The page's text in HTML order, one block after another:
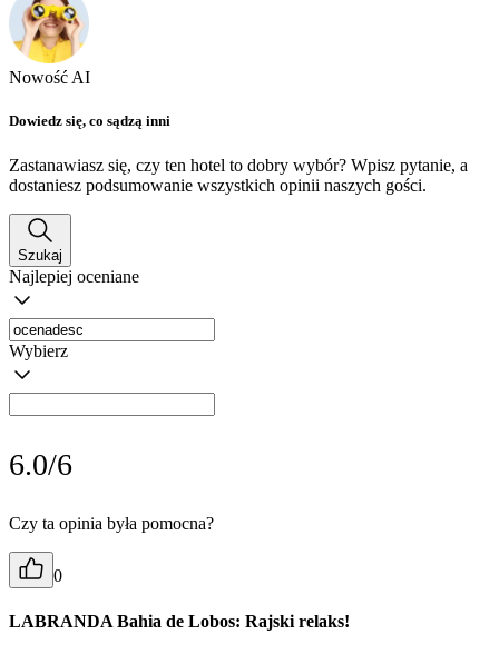
Nowość AI
Dowiedz się, co sądzą inni
Zastanawiasz się, czy ten hotel to dobry wybór? Wpisz pytanie, a
dostaniesz podsumowanie wszystkich opinii naszych gości.
Szukaj
Najlepiej oceniane
Wybierz
6.0/6
Czy ta opinia była pomocna?
0
LABRANDA Bahia de Lobos: Rajski relaks!